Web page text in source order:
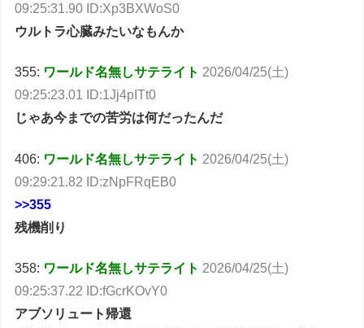
09:25:31.90 ID:Xp3BXWoS0
ウルトラ心臓みたいなもんか
355: ワールド名無しサテライト 2026/04/25(土)
09:25:23.01 ID:1Jj4pITt0
じゃあ今までの苦労は何だったんだ
406: ワールド名無しサテライト 2026/04/25(土)
09:29:21.82 ID:zNpFRqEB0
>>355
残機削り
358: ワールド名無しサテライト 2026/04/25(土)
09:25:37.22 ID:fGcrKOvY0
アブソリュート帰還